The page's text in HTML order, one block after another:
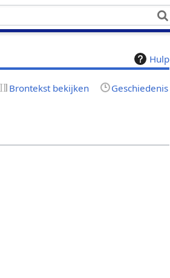
Hulp
Brontekst bekijken Geschiedenis